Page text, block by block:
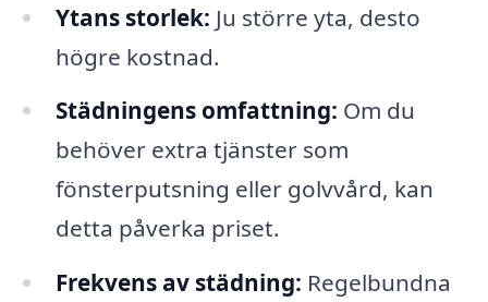
Ytans storlek: Ju större yta, desto
högre kostnad.
Städningens omfattning: Om du
behöver extra tjänster som
fönsterputsning eller golvvård, kan
detta påverka priset.
Frekvens av städning: Regelbundna